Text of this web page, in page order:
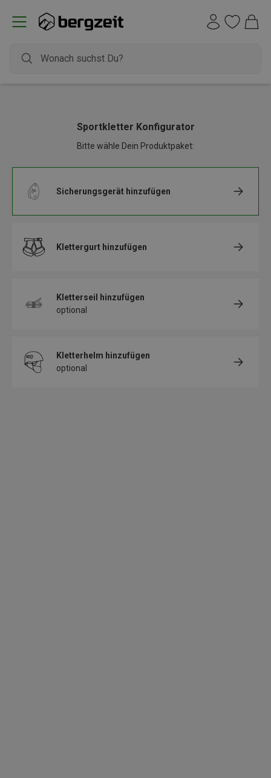
Sportkletter Konfigurator
Bitte wähle Dein Produktpaket:
Sicherungsgerät hinzufügen
Klettergurt hinzufügen
Kletterseil
hinzufügen
optional
Kletterhelm hinzufügen
optional